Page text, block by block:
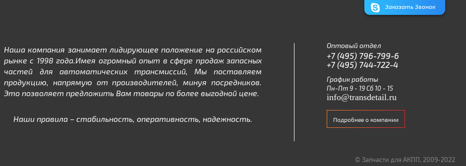
Заказать Звонок
Наша компания занимает лидирующее положение на российском
рынке с 1998 года.Имея огромный опыт в сфере продаж запасных
частей для автоматических трансмиссий, Мы поставляем
продукцию, напрямую от производителей, минуя посредников.
Это позволяет предложить Вам товары по более выгодной цене.
Наши правила – стабильность, оперативность, надежность.
Оптовый отдел
+7 (495) 796-799-6
+7 (495) 744-722-4
График работы
Пн-Пт 9 - 19 Сб 10 - 15
info@transdetail.ru
Подробнее о компании
© Запчасти для АКПП, 2009-2022